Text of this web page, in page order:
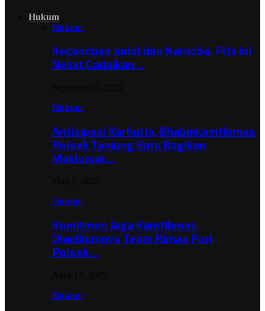
Hukum
Hukum
Kecanduan Judol dan Narkoba, Pria Ini
Nekat Gadaikan…
Hukum
Antisipasi Karhutla, Bhabinkamtibmas
Polsek Tanjung Batu Bagikan
Maklumat…
Hukum
Komitmen Jaga Kamtibmas
Diwilkumnya Team Rimau Puri
Polsek…
Hukum